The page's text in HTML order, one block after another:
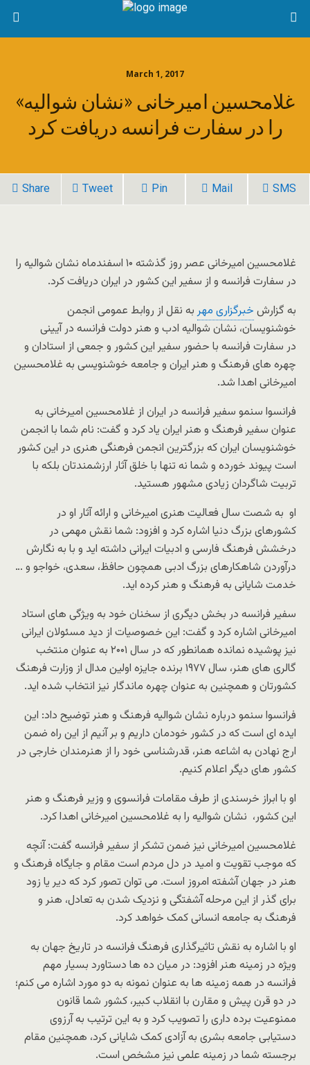
March 1, 2017
غلامحسین امیرخانی «نشان شوالیه»
را در سفارت فرانسه دریافت کرد
Share Tweet Pin Mail SMS
غلامحسین امیرخانی عصر روز گذشته ۱۰ اسفندماه نشان شوالیه را
در سفارت فرانسه و از سفیر این کشور در ایران دریافت کرد.
به گزارش خبرگزاری مهربه نقل از روابط عمومی انجمن
خوشنویسان، نشان شوالیه ادب و هنر دولت فرانسه در آیینی
در سفارت فرانسه با حضور سفیر این کشور و جمعی از استادان و
چهره های فرهنگ و هنر ایران و جامعه خوشنویسی به غلامحسین
امیرخانی اهدا شد.
فرانسوا سنمو سفیر فرانسه در ایران از غلامحسین امیرخانی به
عنوان سفیر فرهنگ و هنر ایران یاد کرد و گفت: نام شما با انجمن
خوشنویسان ایران که بزرگترین انجمن فرهنگی هنری در این کشور
است پیوند خورده و شما نه تنها با خلق آثار ارزشمندتان بلکه با
تربیت شاگردان زیادی مشهور هستید.
او به شصت سال فعالیت هنری امیرخانی و ارائه آثار او در
کشورهای بزرگ دنیا اشاره کرد و افزود: شما نقش مهمی در
درخشش فرهنگ فارسی و ادبیات ایرانی داشته اید و با به نگارش
درآوردن شاهکارهای بزرگ ادبی همچون حافظ، سعدی، خواجو و …
خدمت شایانی به فرهنگ و هنر کرده اید.
سفیر فرانسه در بخش دیگری از سخنان خود به ویژگی های استاد
امیرخانی اشاره کرد و گفت: این خصوصیات از دید مسئولان ایرانی
نیز پوشیده نمانده همانطور که در سال ۲۰۰۱ به عنوان منتخب
گالری های هنر، سال ۱۹۷۷ برنده جایزه اولین مدال از وزارت فرهنگ
کشورتان و همچنین به عنوان چهره ماندگار نیز انتخاب شده اید.
فرانسوا سنمو درباره نشان شوالیه فرهنگ و هنر توضیح داد: این
ایده ای است که در کشور خودمان داریم و بر آنیم از این راه ضمن
ارج نهادن به اشاعه هنر، قدرشناسی خود را از هنرمندان خارجی در
کشور های دیگر اعلام کنیم.
او با ابراز خرسندی از طرف مقامات فرانسوی و وزیر فرهنگ و هنر
این کشور، نشان شوالیه را به غلامحسین امیرخانی اهدا کرد.
غلامحسین امیرخانی نیز ضمن تشکر از سفیر فرانسه گفت: آنچه
که موجب تقویت و امید در دل مردم است مقام و جایگاه فرهنگ و
هنر در جهان آشفته امروز است. می توان تصور کرد که دیر یا زود
برای گذر از این مرحله آشفتگی و نزدیک شدن به تعادل، هنر و
فرهنگ به جامعه انسانی کمک خواهد کرد.
او با اشاره به نقش تاثیرگذاری فرهنگ فرانسه در تاریخ جهان به
ویژه در زمینه هنر افزود: در میان ده ها دستاورد بسیار مهم
فرانسه در همه زمینه ها به عنوان نمونه به دو مورد اشاره می کنم؛
در دو قرن پیش و مقارن با انقلاب کبیر، کشور شما قانون
ممنوعیت برده داری را تصویب کرد و به این ترتیب به آرزوی
دستیابی جامعه بشری به آزادی کمک شایانی کرد، همچنین مقام
برجسته شما در زمینه علمی نیز مشخص است.